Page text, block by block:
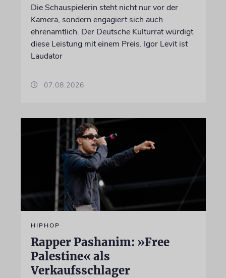
Die Schauspielerin steht nicht nur vor der
Kamera, sondern engagiert sich auch
ehrenamtlich. Der Deutsche Kulturrat würdigt
diese Leistung mit einem Preis. Igor Levit ist
Laudator
07.08.2026
HIPHOP
Rapper Pashanim: »Free
Palestine« als
Verkaufsschlager